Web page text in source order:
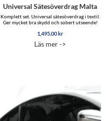
Universal Sätesöverdrag Malta
Komplett set. Universal sätesöverdrag i textil.
Ger mycket bra skydd och sobert utseende!
1,495.00kr
Läs mer ->